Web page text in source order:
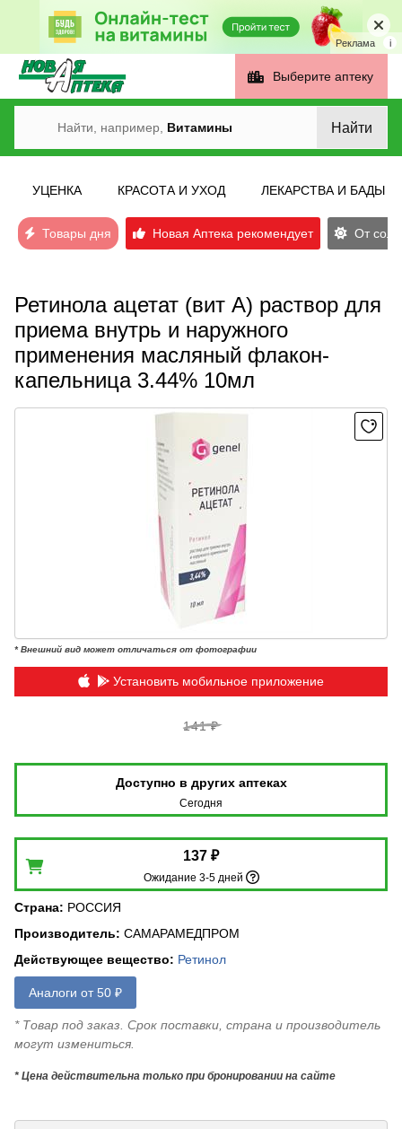
Реклама i
Выберите аптеку
Найти, например, Витамины Найти
УЦЕНКА КРАСОТА И УХОД ЛЕКАРСТВА И БАДЫ
Товары дня Новая Аптека рекомендует От
Ретинола ацетат (вит А) раствор для
приема внутрь и наружного
применения масляный флакон-
капельница 3.44% 10мл
* Внешний вид может отличаться от фотографии
Установить мобильное приложение
141 ₽
Доступно в других аптеках
Сегодня
137 ₽
Ожидание 3-5 дней
Страна: РОССИЯ
Производитель: САМАРАМЕДПРОМ
Действующее вещество: Ретинол
Аналоги от 50 ₽
* Товар под заказ. Срок поставки, страна и производитель
могут измениться.
* Цена действительна только при бронировании на сайте